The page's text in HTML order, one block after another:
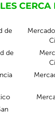
CERCA
de
de